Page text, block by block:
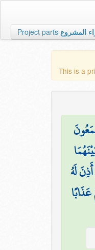
Project parts المشروع
This is a
لَهُ